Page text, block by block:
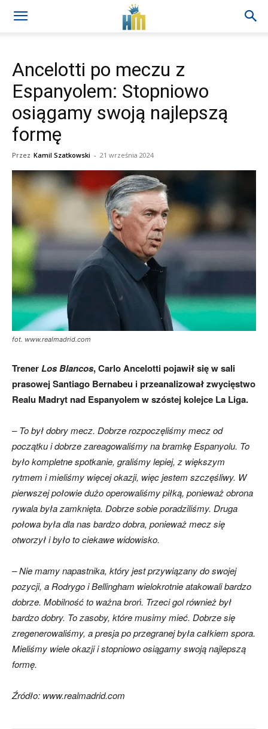
Ancelotti po meczu z
Espanyolem: Stopniowo
osiągamy swoją najlepszą
formę
Przez Kamil Szatkowski - 21 września 2024
fot. www.realmadrid.com
TrenerLos Blancos, Carlo Ancelotti pojawił się w sali
prasowej Santiago Bernabeu i przeanalizował zwycięstwo
Realu Madryt nad Espanyolem w szóstej kolejce La Liga.
– To był dobry mecz. Dobrze rozpoczęliśmy mecz od
początku i dobrze zareagowaliśmy na bramkę Espanyolu. To
było kompletne spotkanie, graliśmy lepiej, z większym
rytmem i mieliśmy więcej okazji, więc jestem szczęśliwy. W
pierwszej połowie dużo operowaliśmy piłką, ponieważ obrona
rywala była zamknięta. Dobrze sobie poradziliśmy. Druga
połowa była dla nas bardzo dobra, ponieważ mecz się
otworzył i było to ciekawe widowisko.
– Nie mamy napastnika, który jest przywiązany do swojej
pozycji, a Rodrygo i Bellingham wielokrotnie atakowali bardzo
dobrze. Mobilność to ważna broń. Trzeci gol również był
bardzo dobry. To zasoby, które musimy mieć. Dobrze się
zregenerowaliśmy, a presja po przegranej była całkiem spora.
Mieliśmy wiele okazji i stopniowo osiągamy swoją najlepszą
formę.
Źródło: www.realmadrid.com